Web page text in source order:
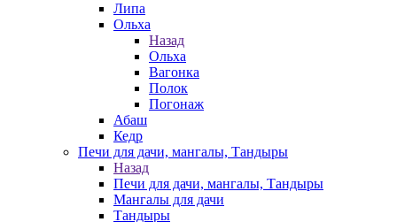
Липа
Ольха
Назад
Ольха
Вагонка
Полок
Погонаж
Абаш
Кедр
Печи для дачи, мангалы, Тандыры
Назад
Печи для дачи, мангалы, Тандыры
Мангалы для дачи
Тандыры